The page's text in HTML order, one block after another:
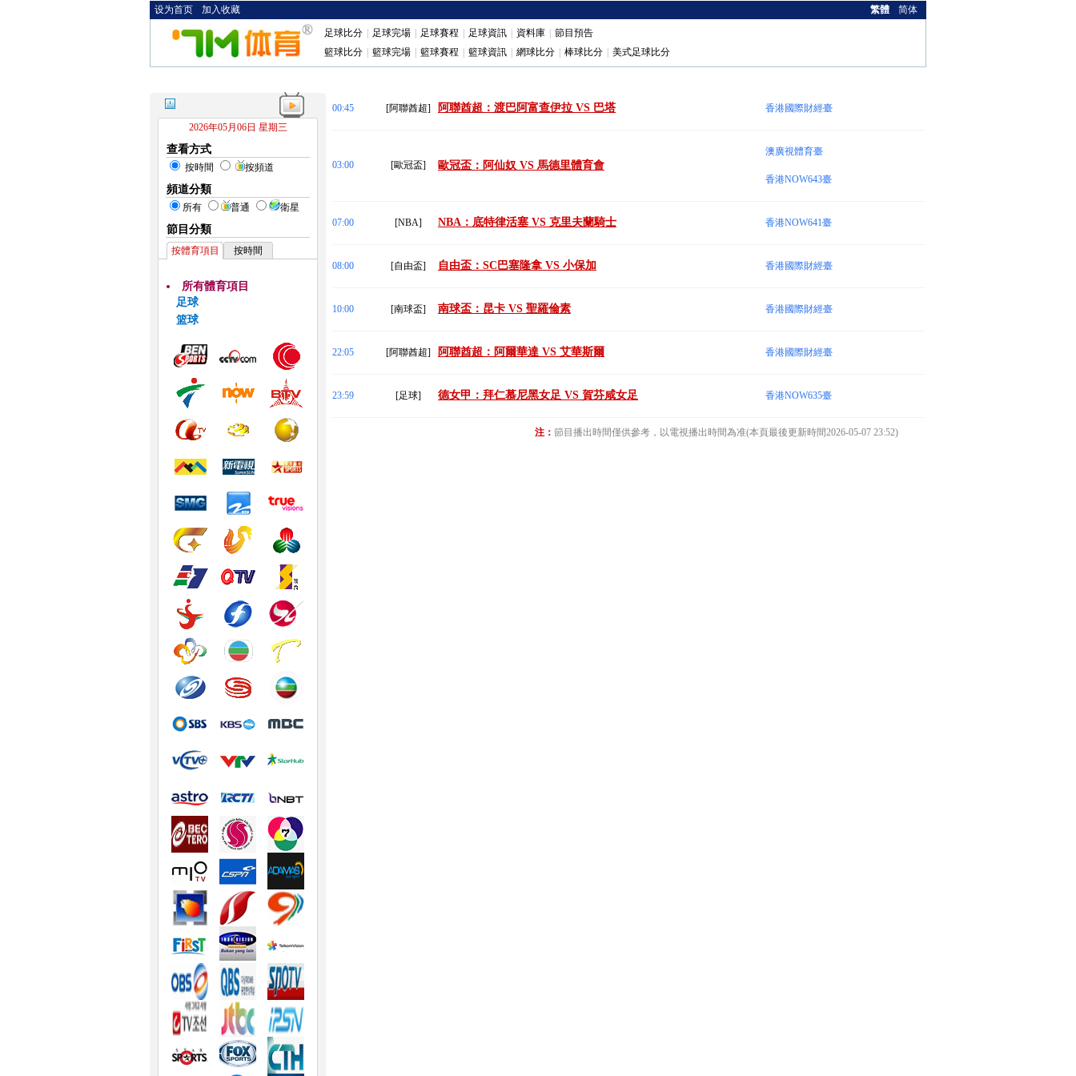
设为首页 加入收藏 繁體 简体
足球比分 足球完場 足球賽程 足球資訊 資料庫
節目預告
籃球比分
籃球完場 籃球賽程 籃球資訊 網球比分 棒球比分 美式足球比分
2026年05月06日 星期三
查看方式
按時間 按頻道
頻道分類
所有 普通 衛星
節目分類
按體育項目 按時間
所有體育項目
足球
篮球
00:45 [阿聯酋超] 阿聯酋超：渡巴阿富查伊拉 VS 巴塔 香港國際財經臺
03:00 [歐冠盃] 歐冠盃：阿仙奴 VS 馬德里體育會
澳廣視體育臺
香港NOW643臺
07:00 [NBA] NBA：底特律活塞 VS 克里夫蘭騎士 香港NOW641臺
08:00 [自由盃] 自由盃：SC巴塞隆拿 VS 小保加 香港國際財經臺
10:00 [南球盃] 南球盃：昆卡 VS 聖羅倫素 香港國際財經臺
22:05 [阿聯酋超] 阿聯酋超：阿爾華達 VS 艾華斯爾 香港國際財經臺
23:59 [足球] 德女甲：拜仁慕尼黑女足 VS 賀芬咸女足 香港NOW635臺
注： 節目播出時間僅供參考，以電視播出時間為准(本頁最後更新時間2026-05-07 23:52)